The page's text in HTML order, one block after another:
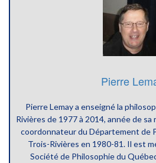
Pierre
Pierre Lemay a enseigné la
Rivières de 1977 à 2014, année de
coordonnateur du Département de
Trois-Rivières en 1980-81. Il est
Société de Philosophie du